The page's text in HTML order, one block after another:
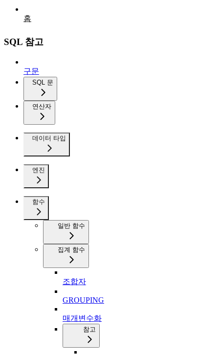
홈
SQL 참고
구문
SQL 문
연산자
데이터 타입
엔진
함수
일반 함수
집계 함수
조합자
GROUPING
매개변수화
참고